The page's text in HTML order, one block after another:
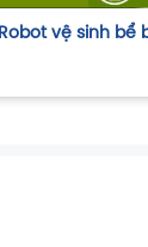
Robot vệ sinh bể